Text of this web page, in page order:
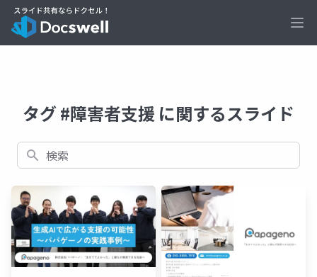
タグ #障害者支援 に関するスライド
検索